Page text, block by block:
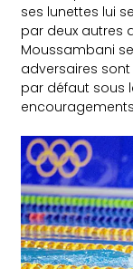
ses lunettes lui
par deux autres
Moussambani
adversaires
par défaut sous